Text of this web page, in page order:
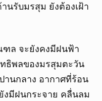
นรับมรสุม ยังต้องเฝ้า
ล จะยังคงมีฝนฟ้า
ธิพลของมรสุมตะวัน
านกลาง อากาศที่ร้อน
งมีฝนกระจาย คลื่นลม